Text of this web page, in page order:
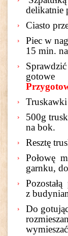
delikatnie
Ciasto
Piec w
15 min.
Truskawki
500g
na bok.
Resztę
Połowę
garnku,
z
Do